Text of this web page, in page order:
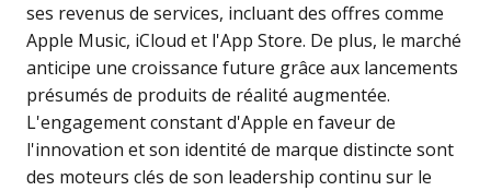
ses revenus de services, incluant des offres comme
Apple Music, iCloud et l'App Store. De plus, le marché
anticipe une croissance future grâce aux lancements
présumés de produits de réalité augmentée.
L'engagement constant d'Apple en faveur de
l'innovation et son identité de marque distincte sont
des moteurs clés de son leadership continu sur le